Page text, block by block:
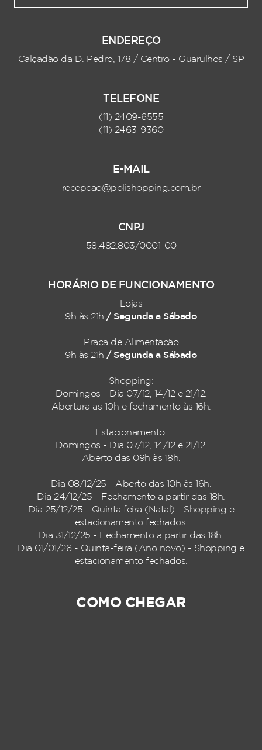
ENDEREÇO
Calçadão da D. Pedro, 178 / Centro - Guarulhos / SP
TELEFONE
(11) 2409-6555
(11) 2463-9360
E-MAIL
recepcao@polishopping.com.br
CNPJ
58.482.803/0001-00
HORÁRIO DE FUNCIONAMENTO
Lojas
9h às 21h / Segunda a Sábado
Praça de Alimentação
9h às 21h / Segunda a Sábado
Shopping:
Domingos - Dia 07/12, 14/12 e 21/12.
Abertura as 10h e fechamento às 16h.
Estacionamento:
Domingos - Dia 07/12, 14/12 e 21/12.
Aberto das 09h às 18h.
Dia 08/12/25 - Aberto das 10h às 16h.
Dia 24/12/25 - Fechamento a partir das 18h.
Dia 25/12/25 - Quinta feira (Natal) - Shopping e
estacionamento fechados.
Dia 31/12/25 - Fechamento a partir das 18h.
Dia 01/01/26 - Quinta-feira (Ano novo) - Shopping e
estacionamento fechados.
COMO CHEGAR